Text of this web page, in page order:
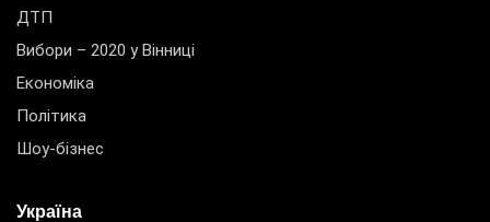
ДТП
Вибори – 2020 у Вінниці
Економіка
Політика
Шоу-бізнес
Україна